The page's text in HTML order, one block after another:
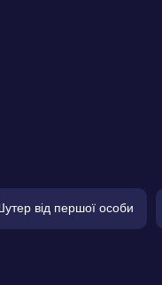
від першої особи